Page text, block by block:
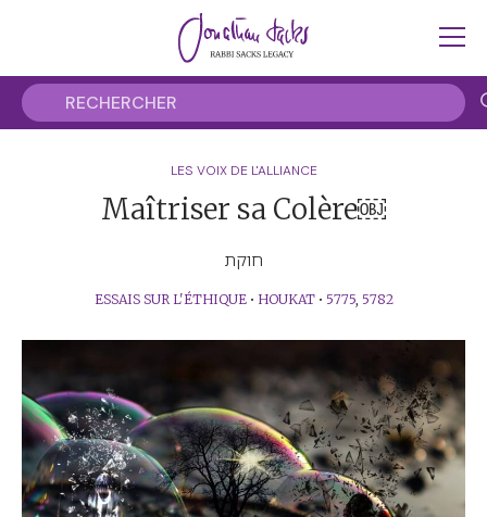
LES VOIX DE L'ALLIANCE
Maîtriser sa Colère￼
חוקת
ESSAIS SUR L'ÉTHIQUE• HOUKAT• 5775, 5782